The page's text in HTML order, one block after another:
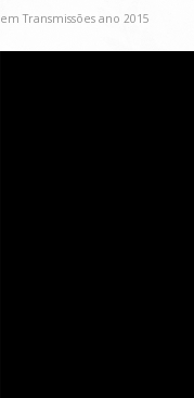
emTransmissões ano 2015